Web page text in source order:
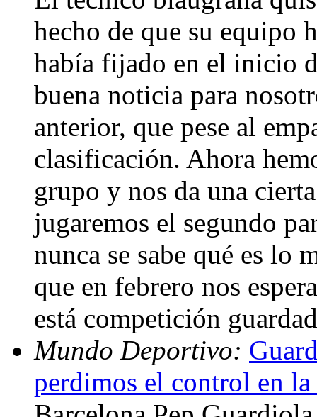
hecho de que su equipo
había fijado en el inicio
buena noticia para
anterior, que pese al
clasificación. Ahora
grupo y nos da una
jugaremos el segundo
nunca se sabe qué es lo
que en febrero nos
está competición
Mundo Deportivo:
perdimos el control en la